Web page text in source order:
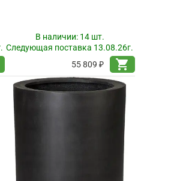
В наличии: 14 шт.
Следующая поставка 13.08.26г.
55 809 ₽
shopping_cart